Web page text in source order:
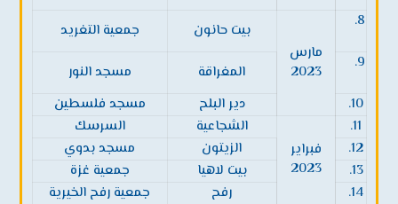
8.
مارس
2023
بيت حانون
جمعية التغريد
9.
المغراقة
مسجد النور
10.
دير البلح
مسجد فلسطين
11.
فبراير
2023
الشجاعية
السرسك
12.
الزيتون
مسجد بدوي
13.
بيت لاهيا
جمعية غزة
14.
رفح
جمعية رفح الخيرية